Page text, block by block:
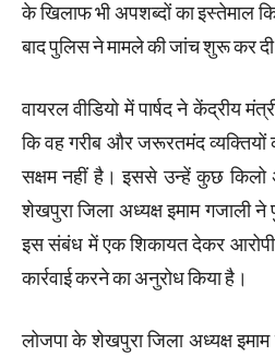
के खिलाफ भी अपशब्दों का इस्तेमाल
बाद पुलिस ने मामले की जांच शुरू कर
वायरल वीडियो में पार्षद ने केंद्रीय
कि वह गरीब और जरूरतमंद व्यक्तियों
सक्षम नहीं है। इससे उन्हें कुछ
शेखपुरा जिला अध्यक्ष इमाम गजाली
इस संबंध में एक शिकायत देकर
कार्रवाई करने का अनुरोध किया है।
लोजपा के शेखपुरा जिला अध्यक्ष